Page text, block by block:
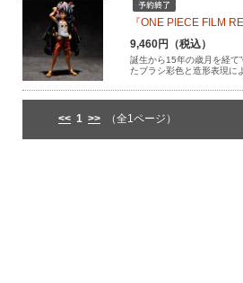
『ONE PIECE FILM
9,460円（税込）
誕生から15年の歳月を経て
たブラシ彩色と造形表現に
<< 1 >> （全1ページ）